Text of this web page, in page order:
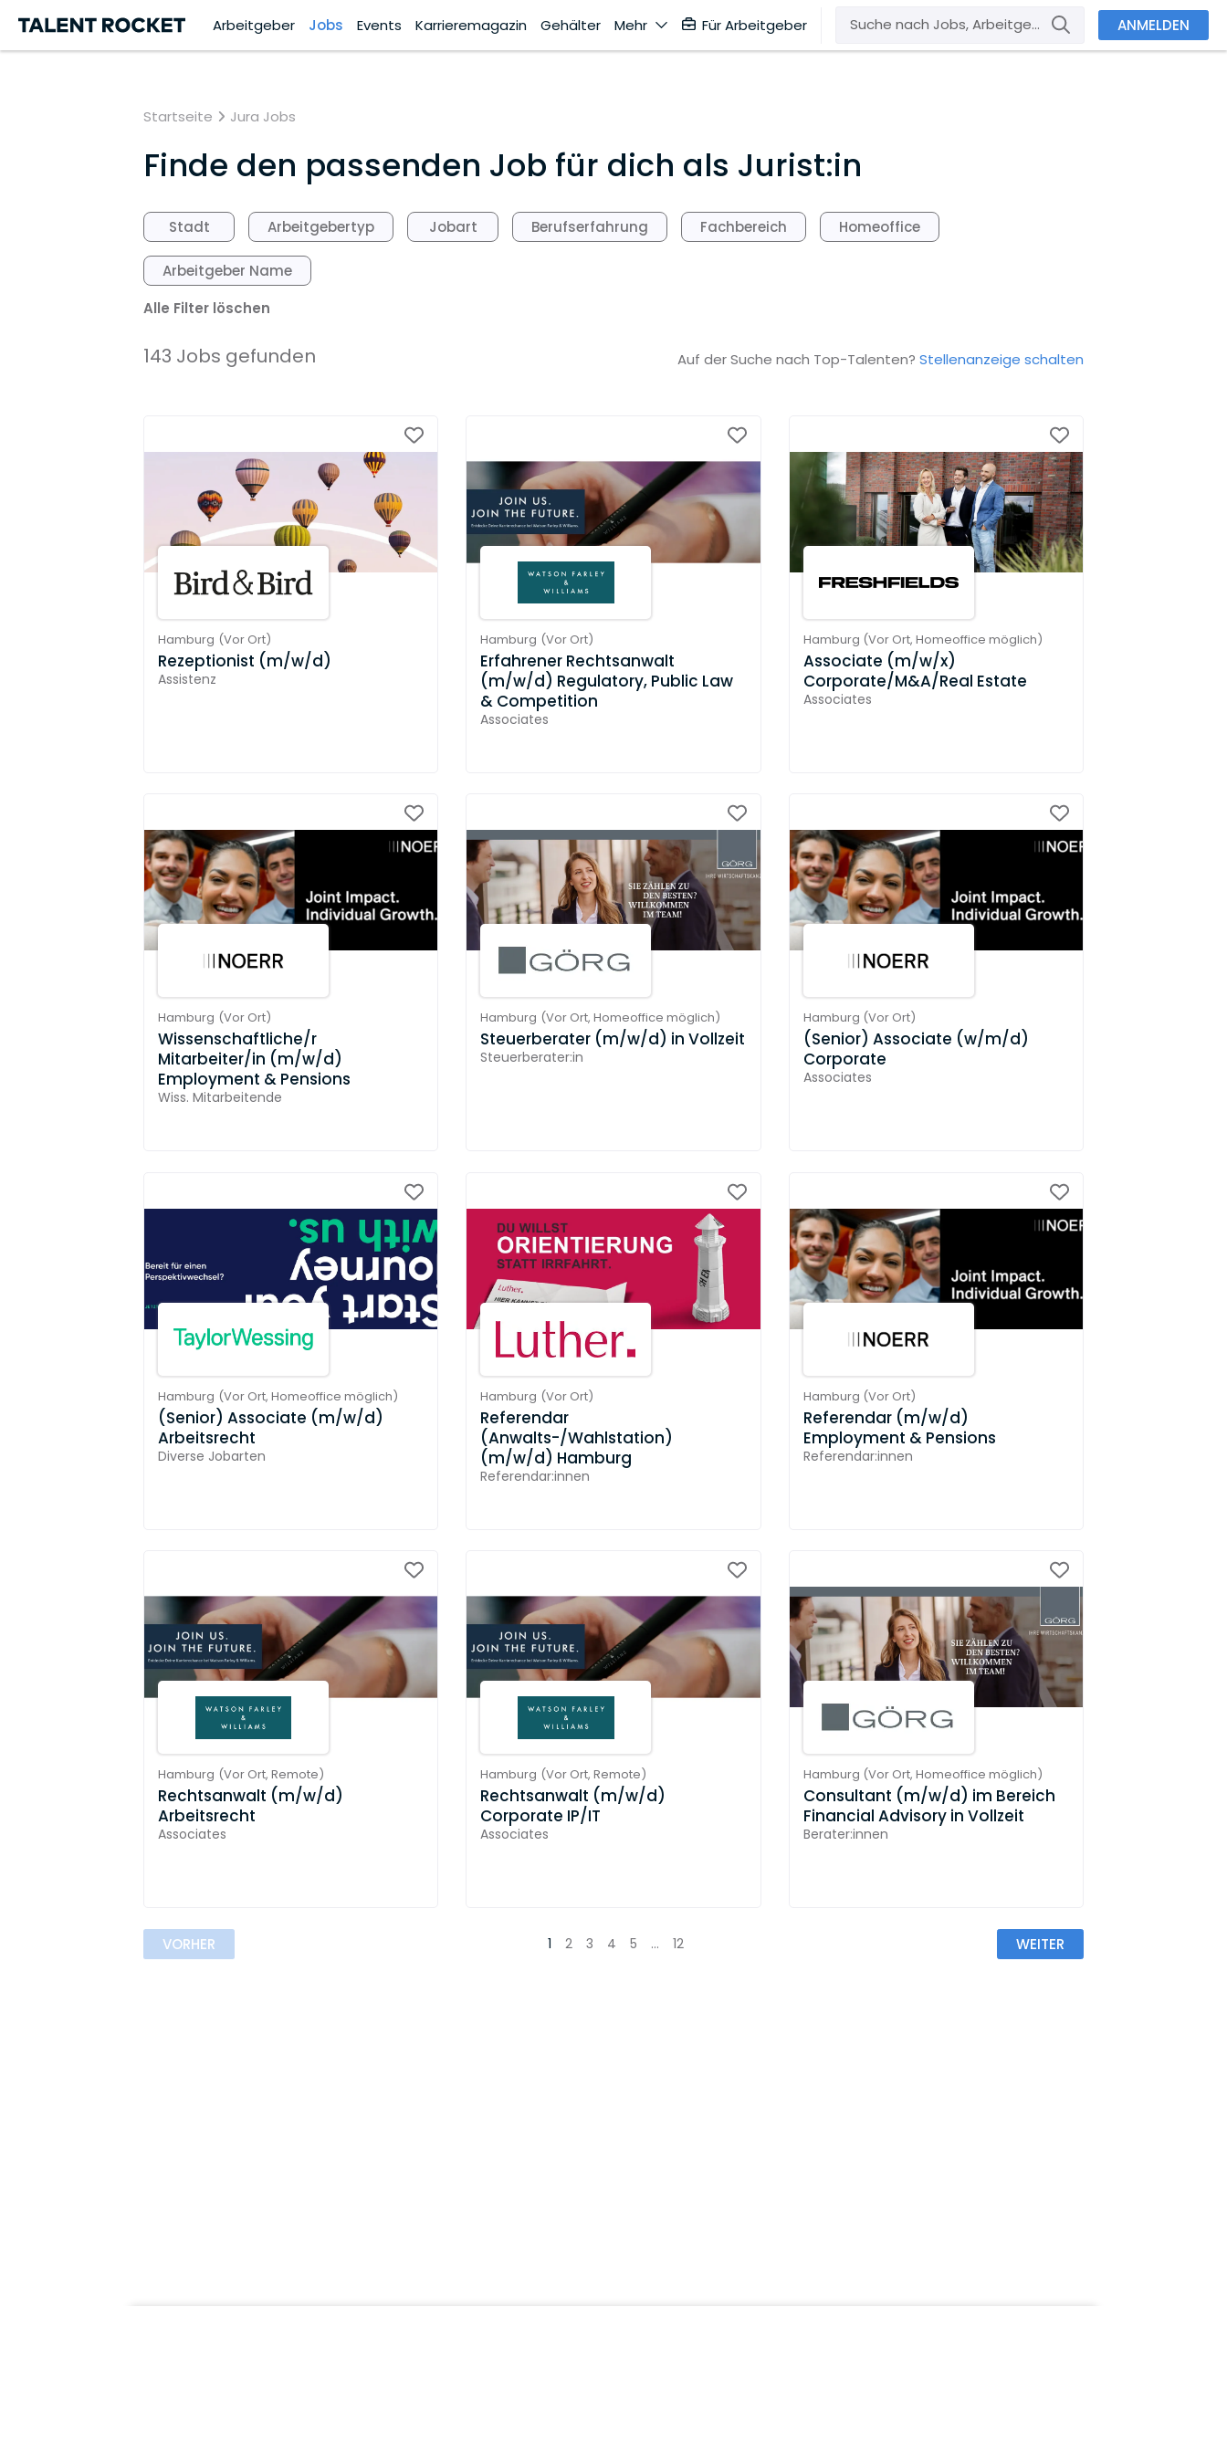
Arbeitgeber Jobs Events Karrieremagazin Gehälter Mehr Für Arbeitgeber ANMELDEN
Startseite Jura Jobs
Finde den passenden Job für dich als Jurist:in
Stadt Arbeitgebertyp Jobart Berufserfahrung Fachbereich Homeoffice
Arbeitgeber Name
Alle Filter löschen
143 Jobs gefunden Auf der Suche nach Top-Talenten? Stellenanzeige schalten
Hamburg (Vor Ort)
Rezeptionist (m/w/d)
Assistenz
Hamburg (Vor Ort)
Erfahrener Rechtsanwalt
(m/w/d) Regulatory, Public Law
& Competition
Associates
Hamburg (Vor Ort,Homeoffice möglich)
Associate (m/w/x)
Corporate/M&A/Real Estate
Associates
Hamburg (Vor Ort)
Wissenschaftliche/r
Mitarbeiter/in (m/w/d)
Employment & Pensions
Wiss. Mitarbeitende
Hamburg (Vor Ort,Homeoffice möglich)
Steuerberater (m/w/d) in Vollzeit
Steuerberater:in
Hamburg (Vor Ort)
(Senior) Associate (w/m/d)
Corporate
Associates
Hamburg (Vor Ort, Homeoffice möglich)
(Senior) Associate (m/w/d)
Arbeitsrecht
Diverse Jobarten
Hamburg (Vor Ort)
Referendar
(Anwalts-/Wahlstation)
(m/w/d) Hamburg
Referendar:innen
Hamburg (Vor Ort)
Referendar (m/w/d)
Employment & Pensions
Referendar:innen
Hamburg (Vor Ort, Remote)
Rechtsanwalt (m/w/d)
Arbeitsrecht
Associates
Hamburg (Vor Ort,Remote)
Rechtsanwalt (m/w/d)
Corporate IP/IT
Associates
Hamburg (Vor Ort,Homeoffice möglich)
Consultant (m/w/d) im Bereich
Financial Advisory in Vollzeit
Berater:innen
VORHER 1 2 3 4 5 ... 12 WEITER